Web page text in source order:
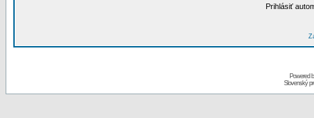
Prihlásiť
Powered
Slovenský